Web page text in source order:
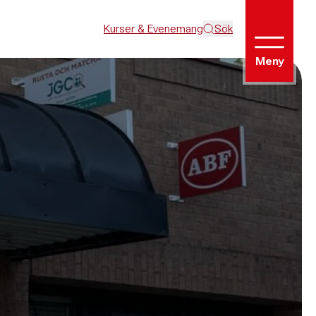
Kurser & Evenemang Sök
Meny